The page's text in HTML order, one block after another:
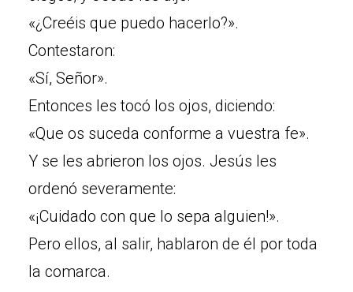
«¿Creéis que puedo hacerlo?».
Contestaron:
«Sí, Señor».
Entonces les tocó los ojos, diciendo:
«Que os suceda conforme a vuestra fe».
Y se les abrieron los ojos. Jesús les
ordenó severamente:
«¡Cuidado con que lo sepa alguien!».
Pero ellos, al salir, hablaron de él por toda
la comarca.